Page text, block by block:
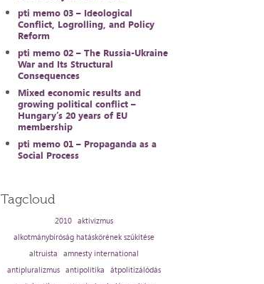
pti memo 03 – Ideological
Conflict, Logrolling, and Policy
Reform
pti memo 02 – The Russia-Ukraine
War and Its Structural
Consequences
Mixed economic results and
growing political conflict –
Hungary’s 20 years of EU
membership
pti memo 01 – Propaganda as a
Social Process
Tagcloud
2010 aktivizmus
alkotmánybíróság hatáskörének szűkítése
altruista
amnesty international
antipluralizmus antipolitika
átpolitizálódás